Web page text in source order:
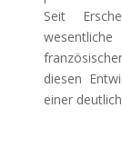
Seit
diesen
einer